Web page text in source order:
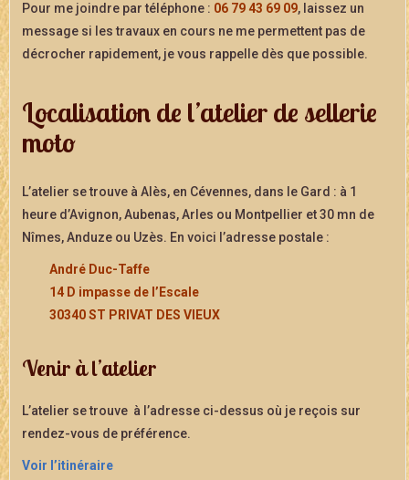
Pour me joindre par téléphone : 06 79 43 69 09, laissez un
message si les travaux en cours ne me permettent pas de
décrocher rapidement, je vous rappelle dès que possible.
Localisation de l’atelier de sellerie
moto
L’atelier se trouve à Alès, en Cévennes, dans le Gard : à 1
heure d’Avignon, Aubenas, Arles ou Montpellier et 30 mn de
Nîmes, Anduze ou Uzès. En voici l’adresse postale :
André Duc-Taffe
14 D impasse de l’Escale
30340 ST PRIVAT DES VIEUX
Venir à l’atelier
L’atelier se trouve à l’adresse ci-dessus où je reçois sur
rendez-vous de préférence.
Voir l’itinéraire